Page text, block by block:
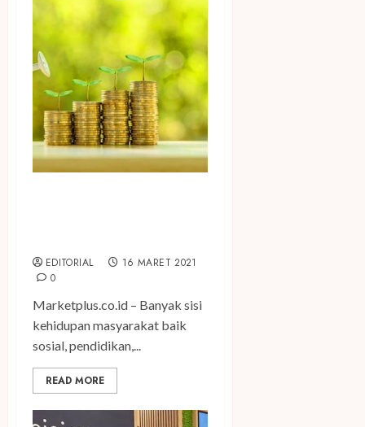
EDITORIAL
16 MARET 2021
0
Marketplus.co.id – Banyak sisi
kehidupan masyarakat baik
sosial, pendidikan,...
READ MORE